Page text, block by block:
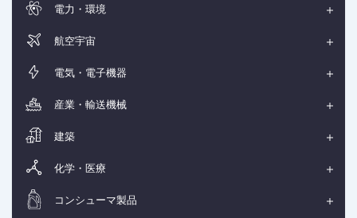
電力・環境
航空宇宙
電気・電子機器
産業・輸送機械
建築
化学・医療
コンシューマ製品